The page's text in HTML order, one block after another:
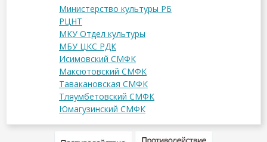
Министерство культуры РБ
РЦНТ
МКУ Отдел культуры
МБУ ЦКС РДК
Исимовский СМФК
Максютовский СМФК
Тавакановская СМФК
Тляумбетовский СМФК
Юмагузинский СМФК